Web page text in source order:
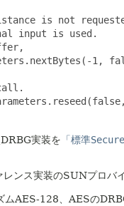
is not
input is used.
1,
実装を 「標準
ンス実装のSUNプロバ
ムAES-128、AESの